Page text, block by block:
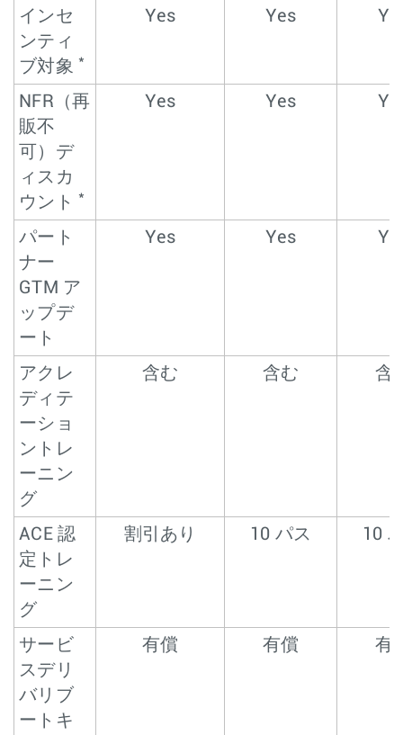
インセ
ンティ
ブ対象 *
Yes Yes
NFR（再
販不
可）デ
ィスカ
ウント
*
Yes Yes
パート
ナー
GTM ア
ップデ
ート
Yes Yes
アクレ
ディテ
ーショ
ントレ
ーニン
グ
含む 含む 含
ACE 認
定トレ
ーニン
グ
割引あり 10 パス 10
サービ
スデリ
バリブ
ートキ
有償 有償 有